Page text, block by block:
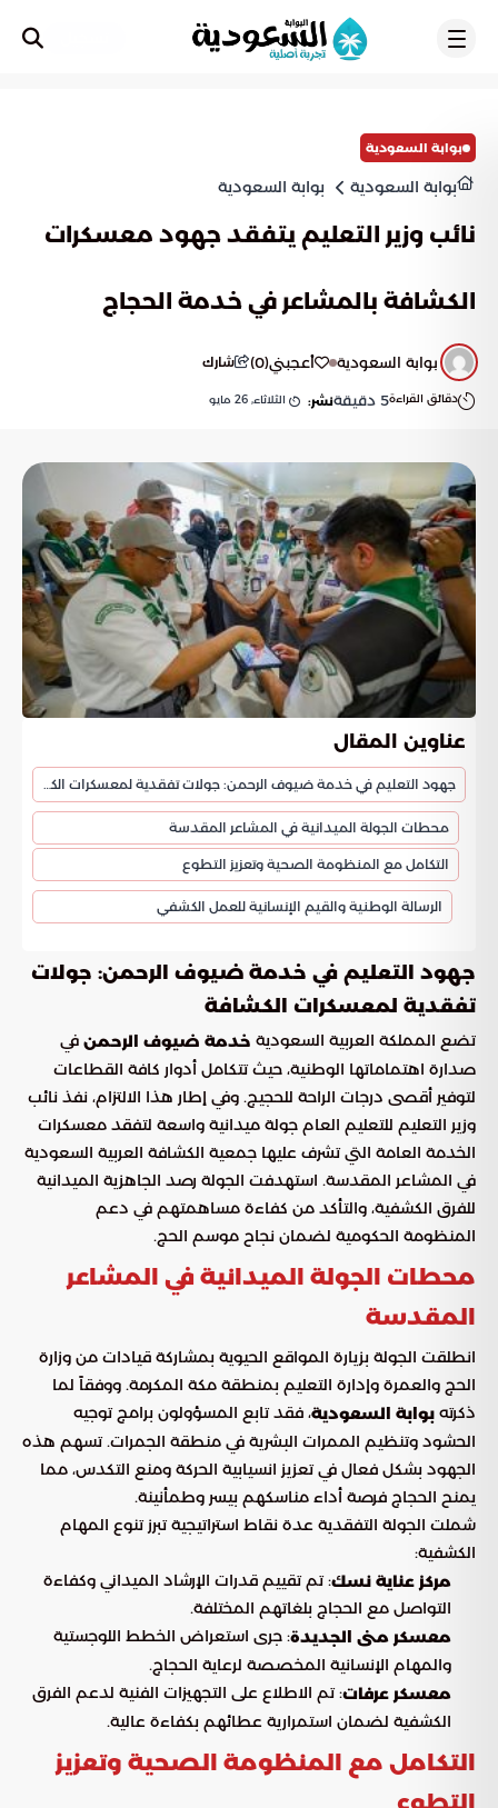
بوابة السعودية
بوابة السعودية بوابة السعودية
نائب وزير التعليم يتفقد جهود معسكرات
الكشافة بالمشاعر في خدمة الحجاج
بوابة السعودية أعجبني(
0
) شارك
دقائق القراءة5 دقيقةنشر: الثلاثاء, 26 مايو
عناوين المقال
جهود التعليم في خدمة ضيوف الرحمن: جولات تفقدية لمعسكرات الكشافة
محطات الجولة الميدانية في المشاعر المقدسة
التكامل مع المنظومة الصحية وتعزيز التطوع
الرسالة الوطنية والقيم الإنسانية للعمل الكشفي
جهود التعليم في خدمة ضيوف الرحمن: جولات
تفقدية لمعسكرات الكشافة
تضع المملكة العربية السعودية خدمة ضيوف الرحمن في
صدارة اهتماماتها الوطنية، حيث تتكامل أدوار كافة القطاعات
لتوفير أقصى درجات الراحة للحجيج. وفي إطار هذا الالتزام، نفذ نائب
وزير التعليم للتعليم العام جولة ميدانية واسعة لتفقد معسكرات
الخدمة العامة التي تشرف عليها جمعية الكشافة العربية السعودية
في المشاعر المقدسة. استهدفت الجولة رصد الجاهزية الميدانية
للفرق الكشفية، والتأكد من كفاءة مساهمتهم في دعم
المنظومة الحكومية لضمان نجاح موسم الحج.
محطات الجولة الميدانية في المشاعر
المقدسة
انطلقت الجولة بزيارة المواقع الحيوية بمشاركة قيادات من وزارة
الحج والعمرة وإدارة التعليم بمنطقة مكة المكرمة. ووفقاً لما
ذكرته بوابة السعودية، فقد تابع المسؤولون برامج توجيه
الحشود وتنظيم الممرات البشرية في منطقة الجمرات. تسهم هذه
الجهود بشكل فعال في تعزيز انسيابية الحركة ومنع التكدس، مما
يمنح الحجاج فرصة أداء مناسكهم بيسر وطمأنينة.
شملت الجولة التفقدية عدة نقاط استراتيجية تبرز تنوع المهام
الكشفية:
مركز عناية نسك: تم تقييم قدرات الإرشاد الميداني وكفاءة
التواصل مع الحجاج بلغاتهم المختلفة.
معسكر منى الجديدة: جرى استعراض الخطط اللوجستية
والمهام الإنسانية المخصصة لرعاية الحجاج.
معسكر عرفات: تم الاطلاع على التجهيزات الفنية لدعم الفرق
الكشفية لضمان استمرارية عطائهم بكفاءة عالية.
التكامل مع المنظومة الصحية وتعزيز
التطوع